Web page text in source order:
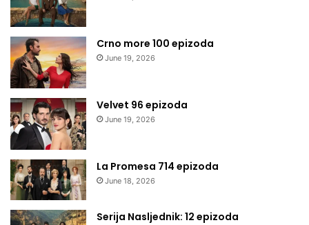
Crno more 100 epizoda
June 19, 2026
Velvet 96 epizoda
June 19, 2026
La Promesa 714 epizoda
June 18, 2026
Serija Nasljednik: 12 epizoda